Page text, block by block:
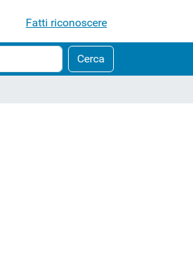
Fatti riconoscere
Cerca